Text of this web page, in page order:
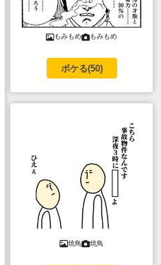
もみもめ もみもめ
ボケる(50)
焼鳥 焼鳥